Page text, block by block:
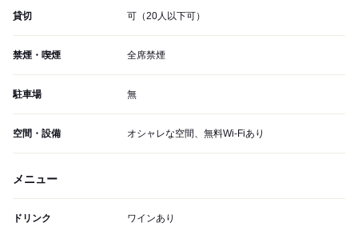
貸切 可（20人以下可）
禁煙・喫煙 全席禁煙
駐車場 無
空間・設備 オシャレな空間、無料Wi-Fiあり
メニュー
ドリンク ワインあり